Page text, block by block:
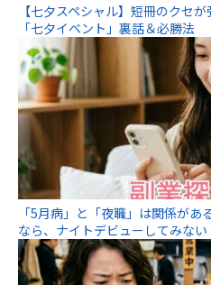
【七夕スペシャル】短冊のクセ
「七夕イベント」裏話＆必勝法
「5月病」と「夜職」は関係が
なら、ナイトデビューしてみな